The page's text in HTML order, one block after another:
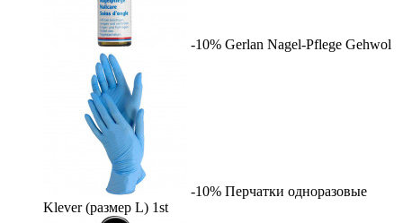
-10% Gerlan Nagel-Pflege Gehwol
-10% Перчатки одноразовые
Klever (размер L) 1st